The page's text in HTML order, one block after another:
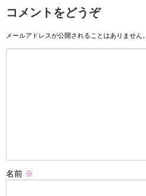
コメントをどうぞ
メールアドレスが公開されることはありません。
名前 ※